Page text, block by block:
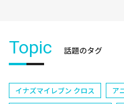
Topic 話題のタグ
イナズマイレブン クロス
ア